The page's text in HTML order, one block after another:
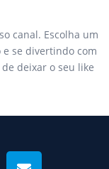
canal. Escolha um
se divertindo com
deixar o seu like